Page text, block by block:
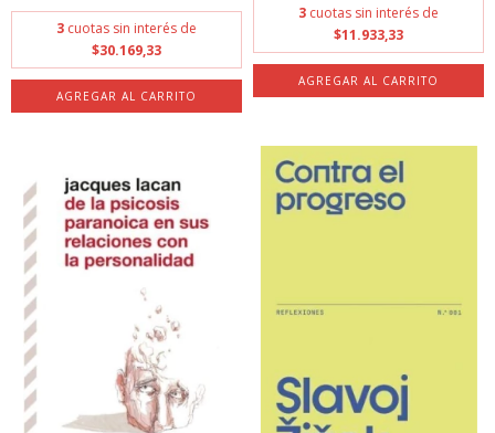
3 cuotas sin interés de
$30.169,33
3 cuotas sin interés de
$11.933,33